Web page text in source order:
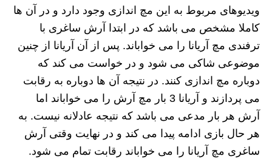
ویدیوهای مربوط به این مچ اندازی وجود دارد و در آن ها
کاملا مشخص می باشد که در ابتدا آرش ساغری با
ترفندی مچ آریانا را می خواباند. پس از آن آریانا از چنین
موضوعی شاکی می شود و در خواست می کند که
دوباره مچ اندازی کنند. در نتیجه آن ها دوباره به رقابت
می پردازند و آریانا 3 بار مچ آرش را می خواباند اما
آرش هر بار مدعی می باشد که نتیجه عادلانه نیست. به
هر حال بازی ادامه پیدا می کند و در نهایت وقتی آرش
ساغری مچ آریانا را می خواباند رقابت تمام می شود.